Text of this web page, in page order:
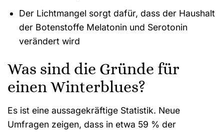
Der Lichtmangel sorgt dafür, dass der Haushalt
der Botenstoffe Melatonin und Serotonin
verändert wird
Was sind die Gründe für
einen Winterblues?
Es ist eine aussagekräftige Statistik. Neue
Umfragen zeigen, dass in etwa 59 % der